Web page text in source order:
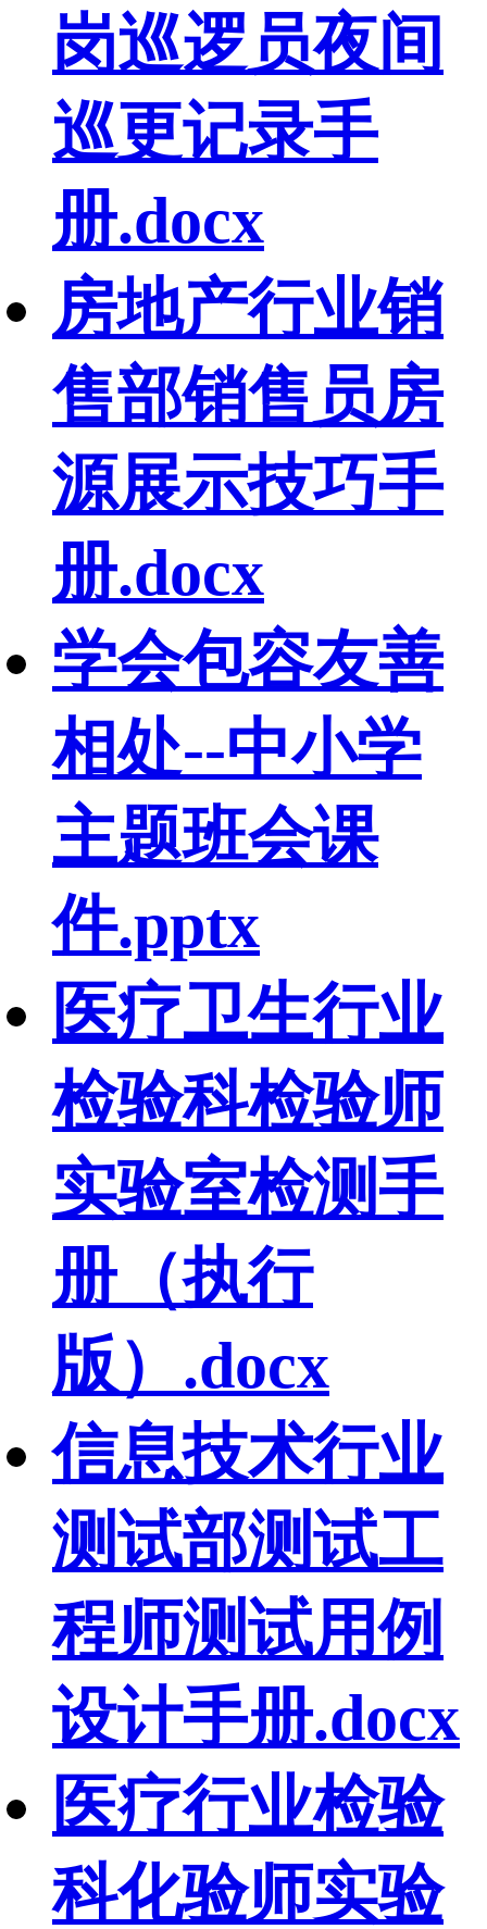
岗巡逻员夜间
巡更记录手
册.docx
房地产行业销
售部销售员房
源展示技巧手
册.docx
学会包容友善
相处--中小学
主题班会课
件.pptx
医疗卫生行业
检验科检验师
实验室检测手
册（执行
版）.docx
信息技术行业
测试部测试工
程师测试用例
设计手册.docx
医疗行业检验
科化验师实验